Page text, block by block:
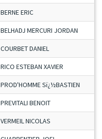
BERNE ERIC
BELHADJ MERCURI JORDAN
COURBET DANIEL
RICO ESTEBAN XAVIER
PROD'HOMME Sï¿½BASTIEN
PREVITALI BENOIT
VERMEIL NICOLAS